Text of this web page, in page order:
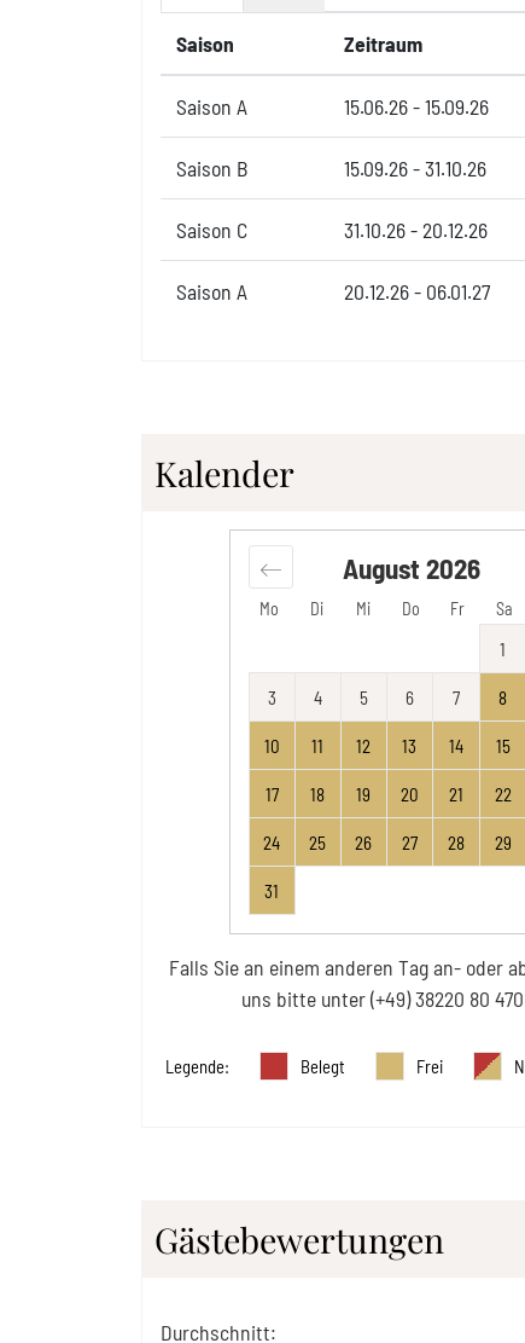
Saison Zeitraum
Saison A 15.06.26 - 15.09.26
Saison B 15.09.26 - 31.10.26
Saison C 31.10.26 - 20.12.26
Saison A 20.12.26 - 06.01.27
Kalender
Mo Di Mi Do Fr Sa
August 2026
1
3 4 5 6 7 8
10 11 12 13 14 15
17 18 19 20 21 22
24 25 26 27 28 29
31
Falls Sie an einem anderen Tag an- oder
uns bitte unter(+49) 38220 80 470
Legende: Belegt Frei
Gästebewertungen
Durchschnitt: